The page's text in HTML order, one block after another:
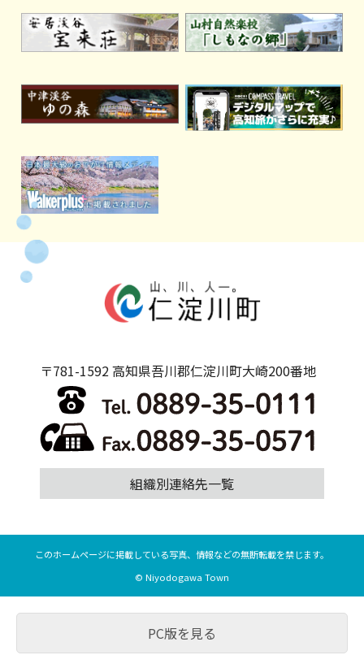
〒781-1592 高知県吾川郡仁淀川町大崎200番地
組織別連絡先一覧
このホームページに掲載している写真、情報などの無断転載を禁じます。
© Niyodogawa Town
PC版を見る